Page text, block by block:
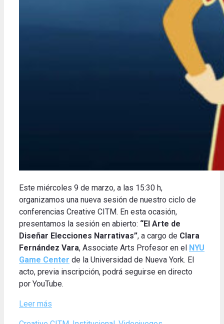
Este miércoles 9 de marzo, a las 15:30 h,
organizamos una nueva sesión de nuestro ciclo de
conferencias Creative CITM. En esta ocasión,
presentamos la sesión en abierto: “El Arte de
Diseñar Elecciones Narrativas”, a cargo de Clara
Fernández Vara, Associate Arts Profesor en el NYU
Game Center de la Universidad de Nueva York. El
acto, previa inscripción, podrá seguirse en directo
por YouTube.
Leer más